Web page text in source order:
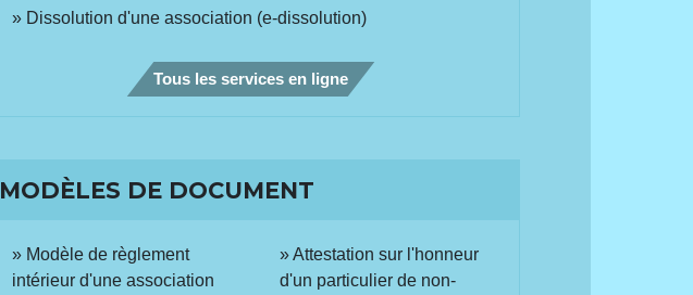
Dissolution d'une association (e-dissolution)
Tous les services en ligne
MODÈLES DE DOCUMENT
Modèle de règlement
intérieur d'une association
Attestation sur l'honneur
d'un particulier de non-